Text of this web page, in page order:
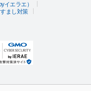
イエラエ）
まし対策